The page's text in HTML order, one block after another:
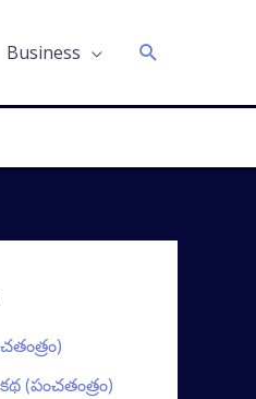
Business Search
(పంచతంత్రం)